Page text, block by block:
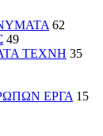
62
49
ΤΕΧΝΗ 35
ΕΡΓΑ 15